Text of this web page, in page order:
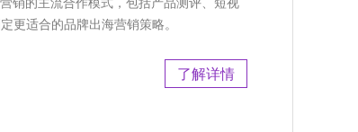
更适合的品牌出海营销策略。
了解详情